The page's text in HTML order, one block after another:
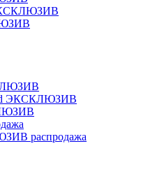
ЭКСКЛЮЗИВ
распродажа